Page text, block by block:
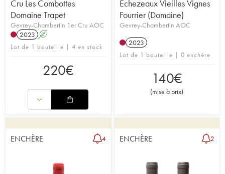
Cru Les Combottes
Domaine Trapet
Gevrey-Chambertin 1er Cru AOC
2023 A
Lot de 1 bouteille | 4 en stock
220€
Echezeaux Vieilles Vignes
Fourrier (Domaine)
Gevrey-Chambertin AOC
2023
Lot de 1 bouteille | 0 enchère
140€
(mise à prix)
ENCHÈRE 4 ENCHÈRE 2